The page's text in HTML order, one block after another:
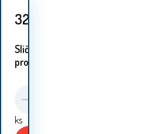
32.20
Slični
proizvodi:
ks